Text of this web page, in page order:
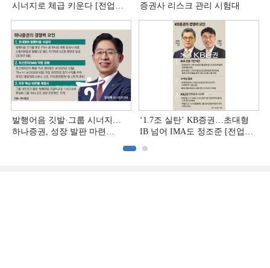
시너지로 체급 키운다 [전업계
증권사 리스크 관리 시험대
발행어음 깃발·그룹 시너지…
하나증권, 성장 발판 마련
‘1.7조 실탄’ KB증권…초대형
IB 넘어 IMA도 정조준 [전업계